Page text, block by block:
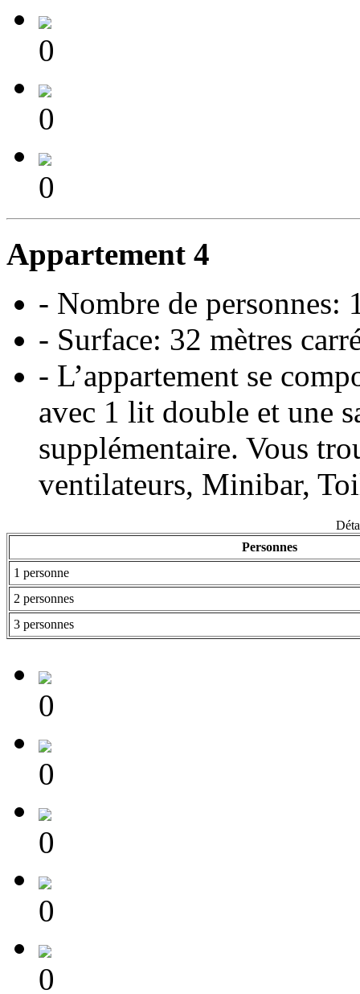
0
0
0
Appartement 4
- Nombre de personnes:
- Surface: 32 mètres
- L’appartement se
avec 1 lit double et une
supplémentaire. Vous
ventilateurs, Minibar,
Personnes
1 personne
2 personnes
3 personnes
0
0
0
0
0